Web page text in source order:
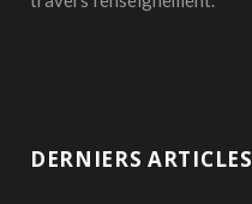
DERNIERS ARTICLES